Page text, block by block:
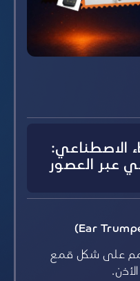
الاصطناعي:
عبر العصور
Ear
)
على شكل قمع